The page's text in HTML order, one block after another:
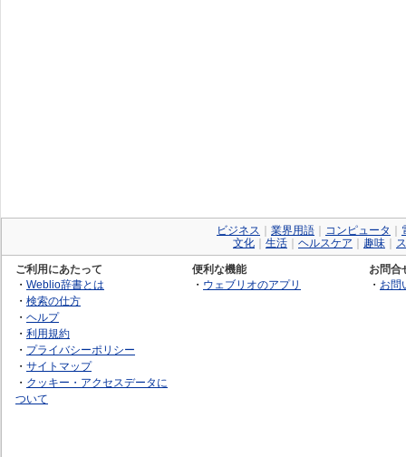
ビジネス 業界用語 コンピュータ
文化
生活 ヘルスケア 趣味
ご利用にあたって
・ Weblio辞書とは
・ 検索の仕方
・ ヘルプ
・ 利用規約
・ プライバシーポリシー
・ サイトマップ
・ クッキー・アクセスデータに
ついて
便利な機能
・ ウェブリオのアプリ
お問合
・ お問